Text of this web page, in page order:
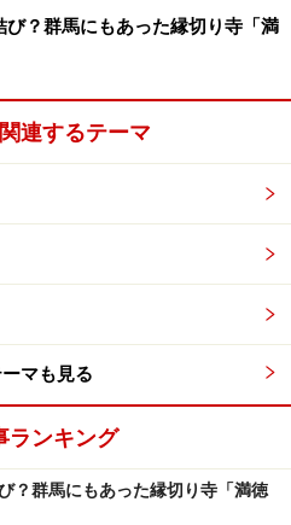
す。このお湯は特に病後の
いて、疲労回復などにも良
」は、風呂桶にてぬぐい、顔
泉モード
んじゅう、頭には温泉マーク
ボディーは365と記された石
にした姿が特徴です。全身が
は、伊香保温泉の観光宣伝隊
どで活躍しています。
び？群馬にもあった縁切り寺「満
連するテーマ
マも見る
ランキング
？群馬にもあった縁切り寺「満徳